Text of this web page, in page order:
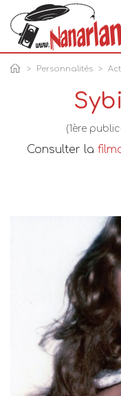
Personnalités
(1ère
Consulter la